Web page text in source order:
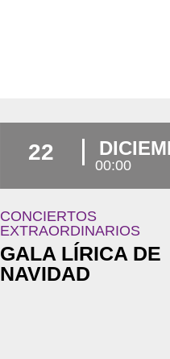
22
00:00
CONCIERTOS
EXTRAORDINARIOS
GALA LÍRICA DE
NAVIDAD